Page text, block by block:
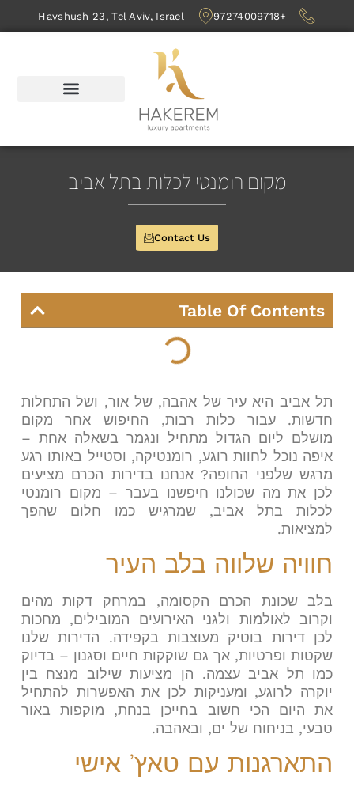
+97274009718
Havshush 23, Tel Aviv, Israel
מקום רומנטי לכלות בתל אביב
Contact Us
Table Of Contents
תל אביב היא עיר של אהבה, של אור, ושל התחלות
חדשות. עבור כלות רבות, החיפוש אחר מקום
מושלם ליום הגדול מתחיל ונגמר בשאלה אחת –
איפה נוכל לחוות רוגע, רומנטיקה, וסטייל באותו רגע
מרגש שלפני החופה? אנחנו בדירות הכרם מציעים
לכן את מה שכולנו חיפשנו בעבר – מקום רומנטי
לכלות בתל אביב, שמרגיש כמו חלום שהפך
למציאות.
חוויה שלווה בלב העיר
בלב שכונת הכרם הקסומה, במרחק דקות מהים
וקרוב לאולמות ולגני האירועים המובילים, מחכות
לכן דירות בוטיק מעוצבות בקפידה. הדירות שלנו
שקטות ופרטיות, אך גם שוקקות חיים וסגנון – בדיוק
כמו תל אביב עצמה. הן מציעות שילוב מנצח בין
יוקרה לרוגע, ומעניקות לכן את האפשרות להתחיל
את היום הכי חשוב בחייכן בנחת, מוקפות באור
טבעי, בניחוח של ים, ובאהבה.
התארגנות עם טאץ’ אישי